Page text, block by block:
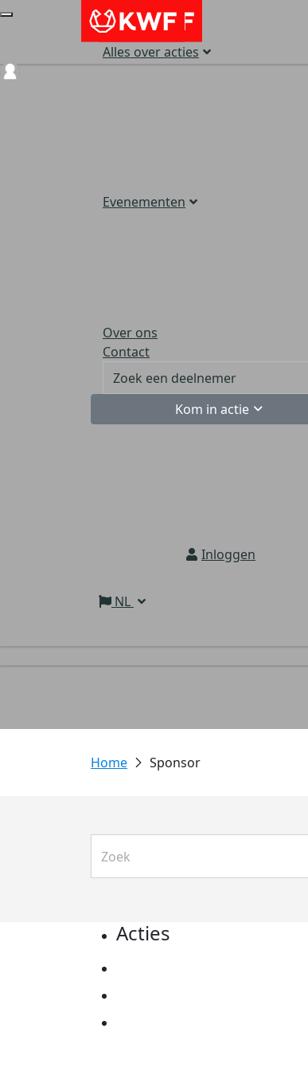
Alles over acties
Evenementen
Over ons
Contact
Kom in actie
Inloggen
NL
Sponsor
Acties